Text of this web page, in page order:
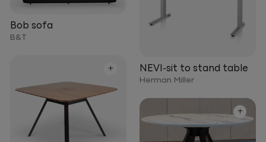
Bob sofa
B&T
NEVI-sit to stand table
Herman Miller
+
+